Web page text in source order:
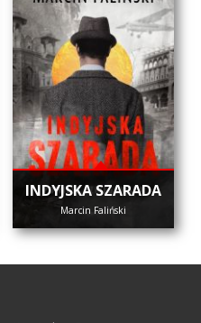
INDYJSKA SZARADA
Marcin Faliński